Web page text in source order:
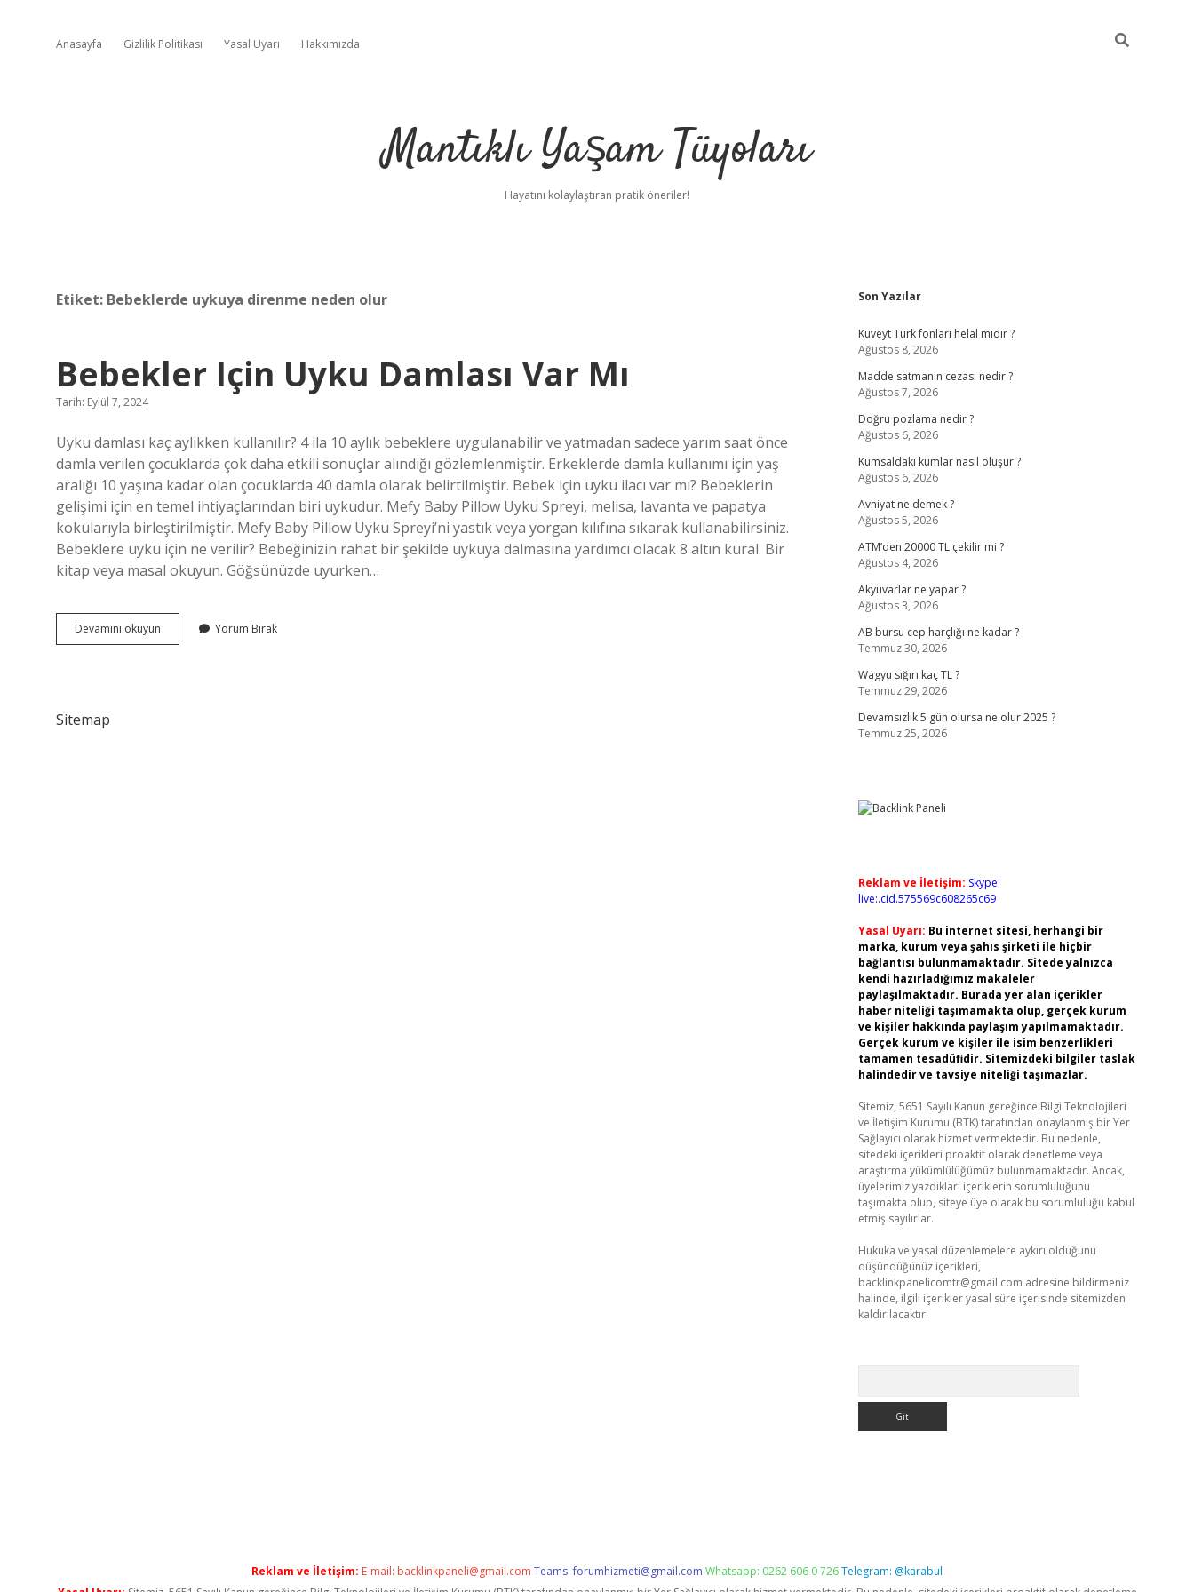
Anasayfa Gizlilik Politikası Yasal Uyarı Hakkımızda
Mantıklı Yaşam Tüyoları
Hayatını kolaylaştıran pratik öneriler!
Etiket: Bebeklerde uykuya direnme neden olur
Bebekler Için Uyku Damlası Var Mı
Tarih: Eylül 7, 2024
Uyku damlası kaç aylıkken kullanılır? 4 ila 10 aylık bebeklere uygulanabilir ve yatmadan sadece yarım saat önce
damla verilen çocuklarda çok daha etkili sonuçlar alındığı gözlemlenmiştir. Erkeklerde damla kullanımı için yaş
aralığı 10 yaşına kadar olan çocuklarda 40 damla olarak belirtilmiştir. Bebek için uyku ilacı var mı? Bebeklerin
gelişimi için en temel ihtiyaçlarından biri uykudur. Mefy Baby Pillow Uyku Spreyi, melisa, lavanta ve papatya
kokularıyla birleştirilmiştir. Mefy Baby Pillow Uyku Spreyi’ni yastık veya yorgan kılıfına sıkarak kullanabilirsiniz.
Bebeklere uyku için ne verilir? Bebeğinizin rahat bir şekilde uykuya dalmasına yardımcı olacak 8 altın kural. Bir
kitap veya masal okuyun. Göğsünüzde uyurken…
Devamını okuyun Bebekler
Için
Yorum Bırak
Sitemap
Sidebar
Son Yazılar
Kuveyt Türk fonları helal midir ?
Ağustos 8, 2026
Madde satmanın cezası nedir ?
Ağustos 7, 2026
Doğru pozlama nedir ?
Ağustos 6, 2026
Kumsaldaki kumlar nasıl oluşur ?
Ağustos 6, 2026
Avniyat ne demek ?
Ağustos 5, 2026
ATM’den 20000 TL çekilir mi ?
Ağustos 4, 2026
Akyuvarlar ne yapar ?
Ağustos 3, 2026
AB bursu cep harçlığı ne kadar ?
Temmuz 30, 2026
Wagyu sığırı kaç TL ?
Temmuz 29, 2026
Devamsızlık 5 gün olursa ne olur 2025 ?
Temmuz 25, 2026
Reklam ve İletişim: Skype:
live:.cid.575569c608265c69
Yasal Uyarı: Bu internet sitesi, herhangi bir
marka, kurum veya şahıs şirketi ile hiçbir
bağlantısı bulunmamaktadır. Sitede yalnızca
kendi hazırladığımız makaleler
paylaşılmaktadır. Burada yer alan içerikler
haber niteliği taşımamakta olup, gerçek kurum
ve kişiler hakkında paylaşım yapılmamaktadır.
Gerçek kurum ve kişiler ile isim benzerlikleri
tamamen tesadüfidir. Sitemizdeki bilgiler taslak
halindedir ve tavsiye niteliği taşımazlar.
Sitemiz, 5651 Sayılı Kanun gereğince Bilgi Teknolojileri
ve İletişim Kurumu (BTK) tarafından onaylanmış bir Yer
Sağlayıcı olarak hizmet vermektedir. Bu nedenle,
sitedeki içerikleri proaktif olarak denetleme veya
araştırma yükümlülüğümüz bulunmamaktadır. Ancak,
üyelerimiz yazdıkları içeriklerin sorumluluğunu
taşımakta olup, siteye üye olarak bu sorumluluğu kabul
etmiş sayılırlar.
Hukuka ve yasal düzenlemelere aykırı olduğunu
düşündüğünüz içerikleri,
backlinkpanelicomtr@gmail.com adresine bildirmeniz
halinde, ilgili içerikler yasal süre içerisinde sitemizden
kaldırılacaktır.
Reklam ve İletişim: E-mail: backlinkpaneli@gmail.com Teams:forumhizmeti@gmail.com Whatsapp: 0262 606 0 726Telegram: @karabul